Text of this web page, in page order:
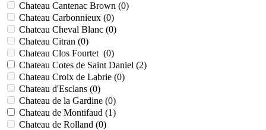
Chateau Cantenac Brown (0)
Chateau Carbonnieux (0)
Chateau Cheval Blanc (0)
Chateau Citran (0)
Chateau Clos Fourtet (0)
Chateau Cotes de Saint Daniel (2)
Chateau Croix de Labrie (0)
Chateau d'Esclans (0)
Chateau de la Gardine (0)
Chateau de Montifaud (1)
Chateau de Rolland (0)